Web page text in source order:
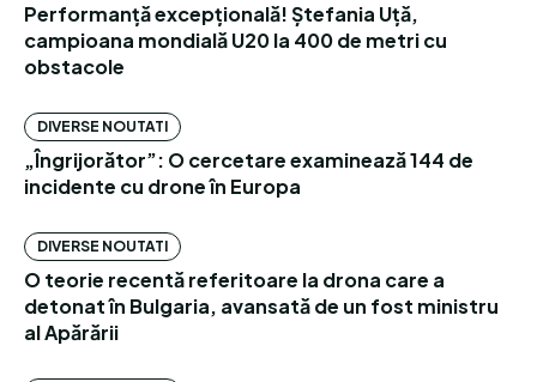
Performanță excepțională! Ștefania Uță,
campioana mondială U20 la 400 de metri cu
obstacole
DIVERSE NOUTATI
„Îngrijorător”: O cercetare examinează 144 de
incidente cu drone în Europa
DIVERSE NOUTATI
O teorie recentă referitoare la drona care a
detonat în Bulgaria, avansată de un fost ministru
al Apărării